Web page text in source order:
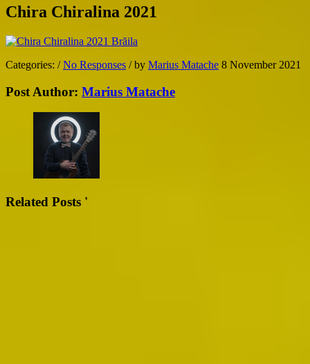
Chira Chiralina 2021
Categories: / No Responses /by Marius Matache 8 November 2021
Post Author: Marius Matache
Related Posts '